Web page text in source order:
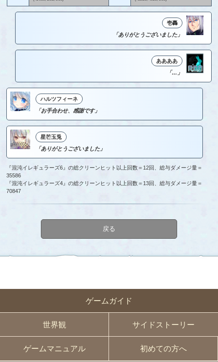
ゲームガイド
世界観 サイドストーリー
ゲームマニュアル 初めての方へ
壱轟
「ありがとうございました」
ああああ
「…」
ハルツフィーネ
「お手合わせ、感謝です」
星芒玉兎
「ありがとうございました」
『混沌イレギュラーズ6』の総クリーンヒット以上回数＝12回、総与ダメージ量＝
35586
『混沌イレギュラーズ4』の総クリーンヒット以上回数＝13回、総与ダメージ量＝
70847
戻る